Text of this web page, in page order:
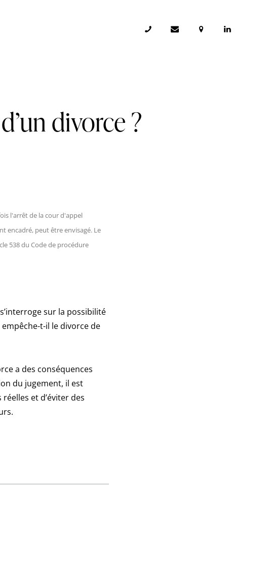
divorce ?
l'arrêt de la cour d'appel
encadré, peut être envisagé. Le
538 du Code de procédure
sur la possibilité
t-il le divorce de
a des conséquences
du jugement, il est
et d’éviter des